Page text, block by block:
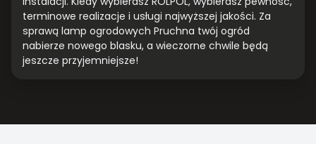
terminowe realizacje i usługi najwyższej jakości. Za
sprawą lamp ogrodowych Pruchna twój ogród
nabierze nowego blasku, a wieczorne chwile będą
jeszcze przyjemniejsze!